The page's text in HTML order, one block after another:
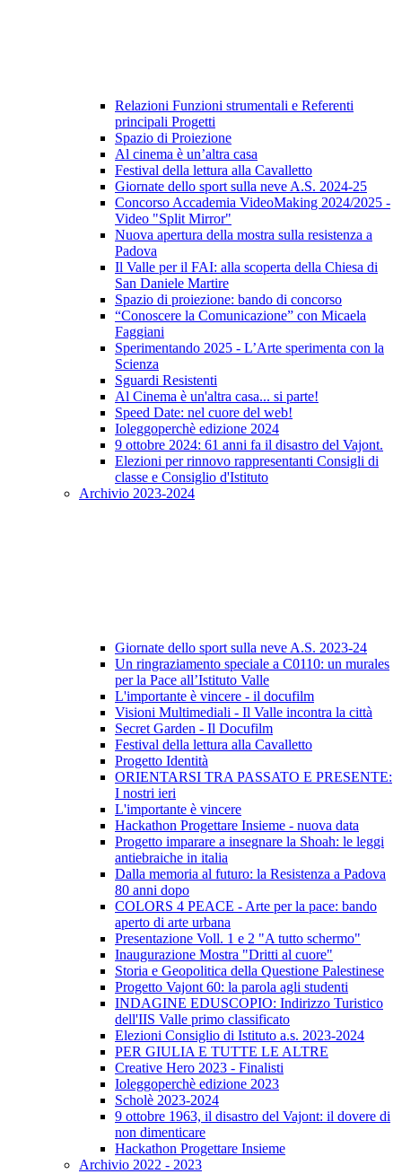
Relazioni Funzioni strumentali e Referenti
principali Progetti
Spazio di Proiezione
Al cinema è un’altra casa
Festival della lettura alla Cavalletto
Giornate dello sport sulla neve A.S. 2024-25
Concorso Accademia VideoMaking 2024/2025 -
Video "Split Mirror"
Nuova apertura della mostra sulla resistenza a
Padova
Il Valle per il FAI: alla scoperta della Chiesa di
San Daniele Martire
Spazio di proiezione: bando di concorso
“Conoscere la Comunicazione” con Micaela
Faggiani
Sperimentando 2025 - L’Arte sperimenta con la
Scienza
Sguardi Resistenti
Al Cinema è un'altra casa... si parte!
Speed Date: nel cuore del web!
Ioleggoperchè edizione 2024
9 ottobre 2024: 61 anni fa il disastro del Vajont.
Elezioni per rinnovo rappresentanti Consigli di
classe e Consiglio d'Istituto
Archivio 2023-2024
Giornate dello sport sulla neve A.S. 2023-24
Un ringraziamento speciale a C0110: un murales
per la Pace all’Istituto Valle
L'importante è vincere - il docufilm
Visioni Multimediali - Il Valle incontra la città
Secret Garden - Il Docufilm
Festival della lettura alla Cavalletto
Progetto Identità
ORIENTARSI TRA PASSATO E PRESENTE:
I nostri ieri
L'importante è vincere
Hackathon Progettare Insieme - nuova data
Progetto imparare a insegnare la Shoah: le leggi
antiebraiche in italia
Dalla memoria al futuro: la Resistenza a Padova
80 anni dopo
COLORS 4 PEACE - Arte per la pace: bando
aperto di arte urbana
Presentazione Voll. 1 e 2 "A tutto schermo"
Inaugurazione Mostra "Dritti al cuore"
Storia e Geopolitica della Questione Palestinese
Progetto Vajont 60: la parola agli studenti
INDAGINE EDUSCOPIO: Indirizzo Turistico
dell'IIS Valle primo classificato
Elezioni Consiglio di Istituto a.s. 2023-2024
PER GIULIA E TUTTE LE ALTRE
Creative Hero 2023 - Finalisti
Ioleggoperchè edizione 2023
Scholè 2023-2024
9 ottobre 1963, il disastro del Vajont: il dovere di
non dimenticare
Hackathon Progettare Insieme
Archivio 2022 - 2023